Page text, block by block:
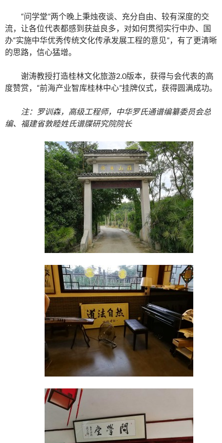
“问学堂”两个晚上秉烛夜谈、充分自由、较有深度的交
流，让各位代表都感到获益良多，对如何贯彻实行中办、国
办“实施中华优秀传统文化传承发展工程的意见”，有了更清晰
的思路，信心猛增。
谢涛教授打造桂林文化旅游2.0版本，获得与会代表的高
度赞赏，“前海产业智库桂林中心”挂牌仪式，获得圆满成功。
注：罗训森，高级工程师，中华罗氏通谱编纂委员会总
编、福建省敦睦姓氏谱牒研究院院长